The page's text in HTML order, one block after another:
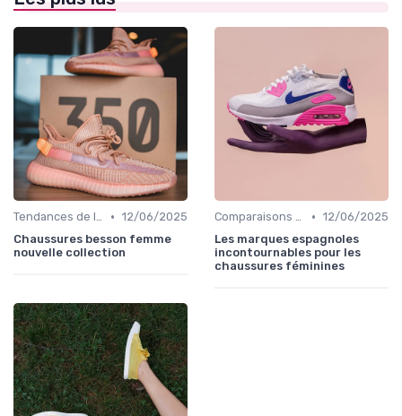
Tendances de la Mode • 12/06/2025
Chaussures besson femme
nouvelle collection
Comparaisons de Marques • 12/06/2025
Les marques espagnoles
incontournables pour les
chaussures féminines